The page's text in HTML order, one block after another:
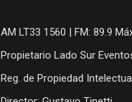
AM LT33 1560 | FM: 89.9
Propietario Lado Sur
Reg. de Propiedad